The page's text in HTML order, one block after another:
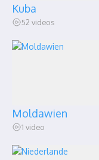
Kuba
52 videos
Moldawien
1 video